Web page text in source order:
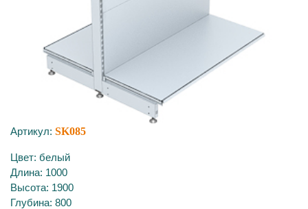
Артикул: SK085
Цвет: белый
Длина: 1000
Высота: 1900
Глубина: 800